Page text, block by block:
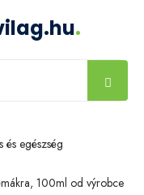
.
és egészség
100ml od výrobce